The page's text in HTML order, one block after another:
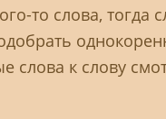
то слова, тогда
к слову